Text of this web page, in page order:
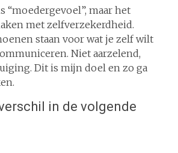
“moedergevoel”, maar het
met zelfverzekerdheid.
staan voor wat je zelf wilt
Niet aarzelend,
Dit is mijn doel en zo ga
in de volgende